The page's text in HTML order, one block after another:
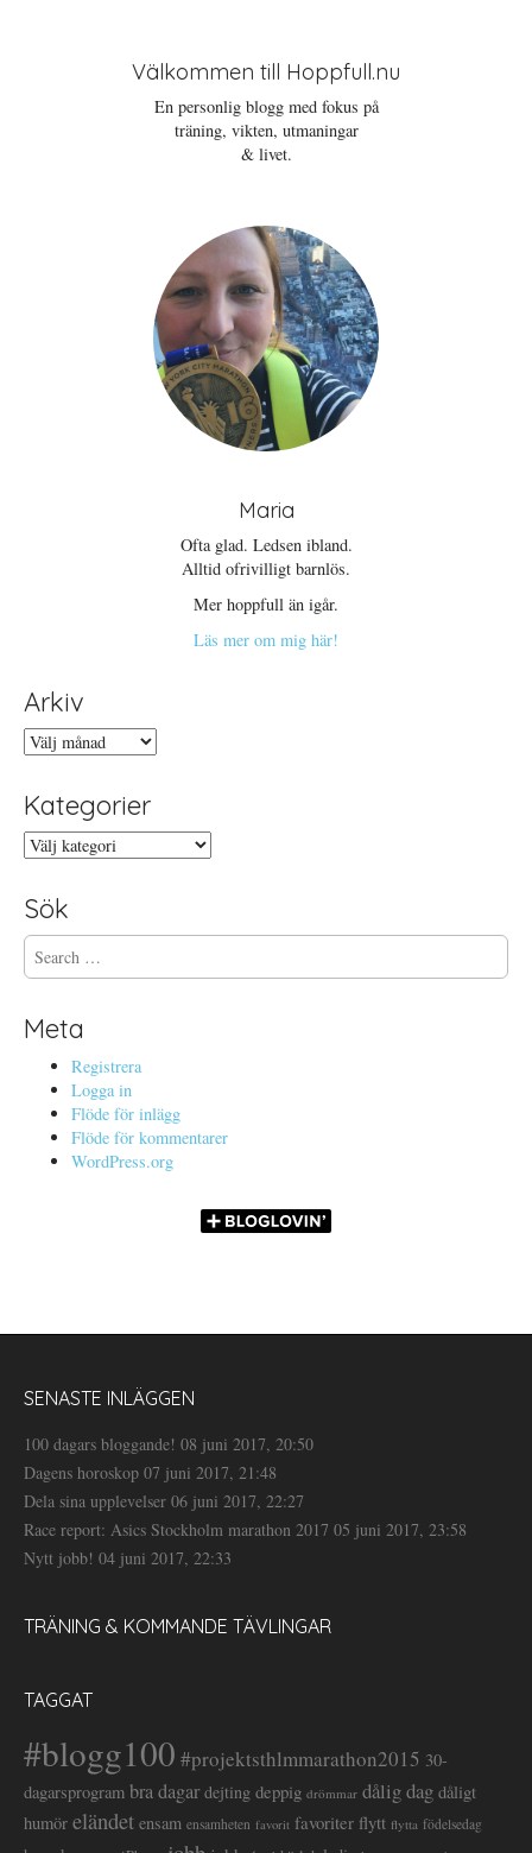
Välkommen till Hoppfull.nu
En personlig blogg med fokus på
träning, vikten, utmaningar
& livet.
Maria
Ofta glad. Ledsen ibland.
Alltid ofrivilligt barnlös.
Mer hoppfull än igår.
Läs mer om mig här!
Arkiv
Arkiv
Kategorier
Kategorier
Sök
S
e
r
cMeta
Registrera
Logga in
Flöde för inlägg
Flöde för kommentarer
WordPress.org
SENASTE INLÄGGEN
100 dagars bloggande! 08 juni 2017, 20:50
Dagens horoskop 07 juni 2017, 21:48
Dela sina upplevelser 06 juni 2017, 22:27
Race report: Asics Stockholm marathon 2017 05 juni 2017, 23:58
Nytt jobb! 04 juni 2017, 22:33
TRÄNING & KOMMANDE TÄVLINGAR
TAGGAT
#blogg100 #projektsthlmmarathon2015 30-
dagarsprogram bra dagar dejting deppig drömmar dålig dag dåligt
humör eländet ensam ensamheten favorit favoriter flytt flytta födelsedag